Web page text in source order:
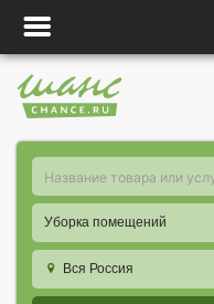
Уборка помещений
Вся Россия